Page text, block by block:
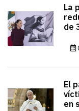
La
de
El
en